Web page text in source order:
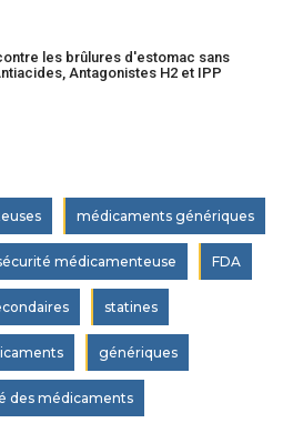
les brûlures d'estomac sans
Antagonistes H2 et IPP
médicaments génériques
médicamenteuse FDA
statines
génériques
des médicaments